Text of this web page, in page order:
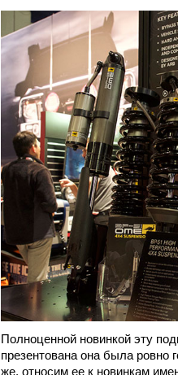
Полноценной новинкой эту
презентована она была ровно
же, относим ее к новинкам